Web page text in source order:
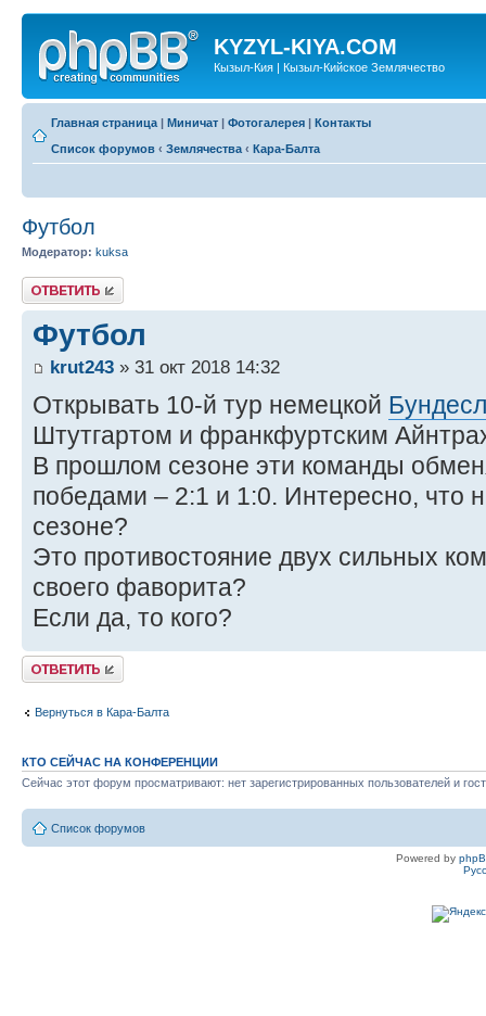
KYZYL-KIYA.COM
Кызыл-Кия | Кызыл-Кийское Землячество
Главная страница | Миничат | Фотогалерея | Контакты
Список форумов ‹ Землячества ‹ Кара-Балта
Футбол
Модератор: kuksa
Ответить
Футбол
krut243 » 31 окт 2018 14:32
Открывать 10-й тур немецкой
Штутгартом и франкфуртским
В прошлом сезоне эти команды
победами – 2:1 и 1:0. Интересно, что
сезоне?
Это противостояние двух сильных
своего фаворита?
Если да, то кого?
Ответить
Вернуться в Кара-Балта
КТО СЕЙЧАС НА КОНФЕРЕНЦИИ
Сейчас этот форум просматривают: нет зарегистрированных пользователей и
Список форумов
Powered by